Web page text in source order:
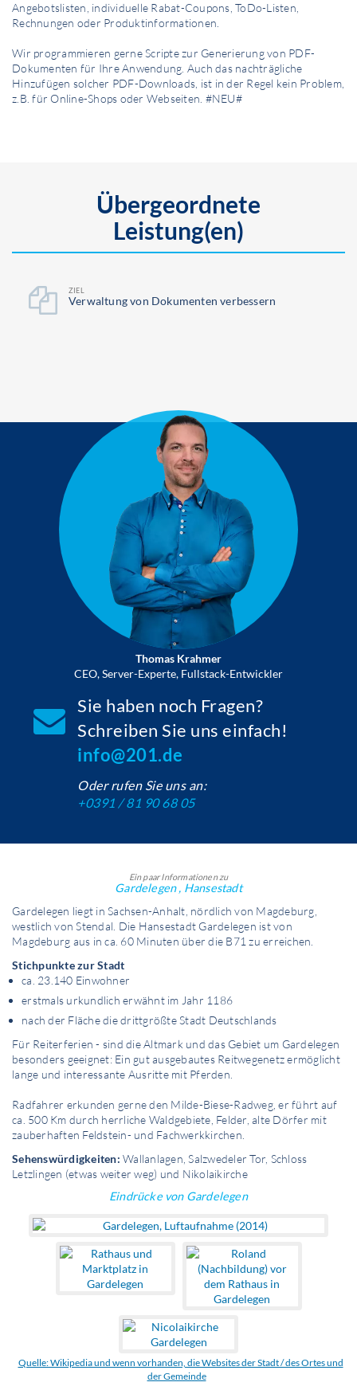
Angebotslisten, individuelle Rabat-Coupons, ToDo-Listen,
Rechnungen oder Produktinformationen.
Wir programmieren gerne Scripte zur Generierung von PDF-
Dokumenten für Ihre Anwendung. Auch das nachträgliche
Hinzufügen solcher PDF-Downloads, ist in der Regel kein Problem,
z.B. für Online-Shops oder Webseiten. #NEU#
Übergeordnete
Leistung(en)
ZIEL
Ver­waltung von Dokumenten verbessern
Thomas Krahmer
CEO, Server-Experte, Fullstack-Entwickler
Sie haben noch Fragen?
Schreiben Sie uns einfach!
info@201.de
Oder rufen Sie uns an:
+0391 / 81 90 68 05
Ein paar Informationen zu
Gardelegen , Hansestadt
Gardelegen liegt in Sachsen-Anhalt, nördlich von Magdeburg,
westlich von Stendal. Die Hansestadt Gardelegen ist von
Magdeburg aus in ca. 60 Minuten über die B71 zu erreichen.
Stichpunkte zur Stadt
ca. 23.140 Einwohner
erstmals urkundlich erwähnt im Jahr 1186
nach der Fläche die drittgrößte Stadt Deutschlands
Für Reiterferien - sind die Altmark und das Gebiet um Gardelegen
besonders geeignet: Ein gut ausgebautes Reitwegenetz ermöglicht
lange und interessante Ausritte mit Pferden.
Radfahrer erkunden gerne den Milde-Biese-Radweg, er führt auf
ca. 500 Km durch herrliche Waldgebiete, Felder, alte Dörfer mit
zauberhaften Feldstein- und Fachwerkkirchen.
Sehenswürdigkeiten: Wallanlagen, Salzwedeler Tor, Schloss
Letzlingen (etwas weiter weg) und Nikolaikirche
Eindrücke von Gardelegen
Quelle: Wikipedia und wenn vorhanden, die Websites der Stadt / des Ortes und
der Gemeinde